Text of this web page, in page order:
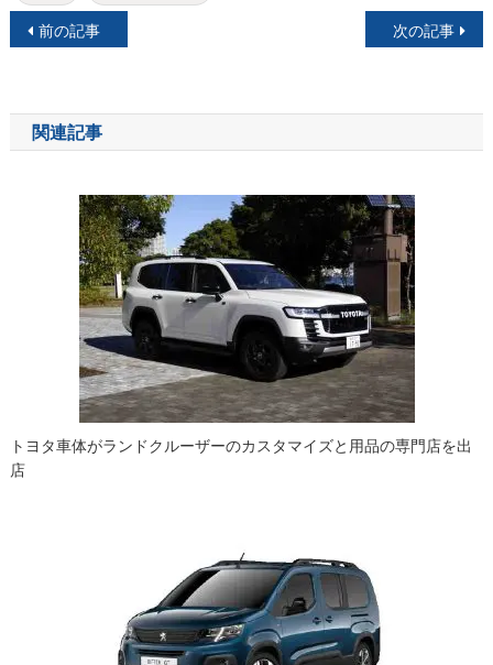
投
ナ
ビ
前の記事 次の記事
関連記事
トヨタ車体がランドクルーザーのカスタマイズと用品の専門店を出
店